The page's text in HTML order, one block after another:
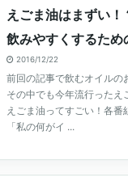
えごま油はまずい
飲みやすくするため
2016/12/22
前回の記事で飲むオイルの
その中でも今年流行ったえ
えごま油ってすごい！各
「私の何がイ ...